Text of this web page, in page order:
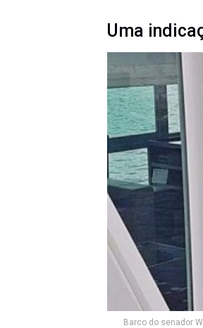
Uma
Barco do senador